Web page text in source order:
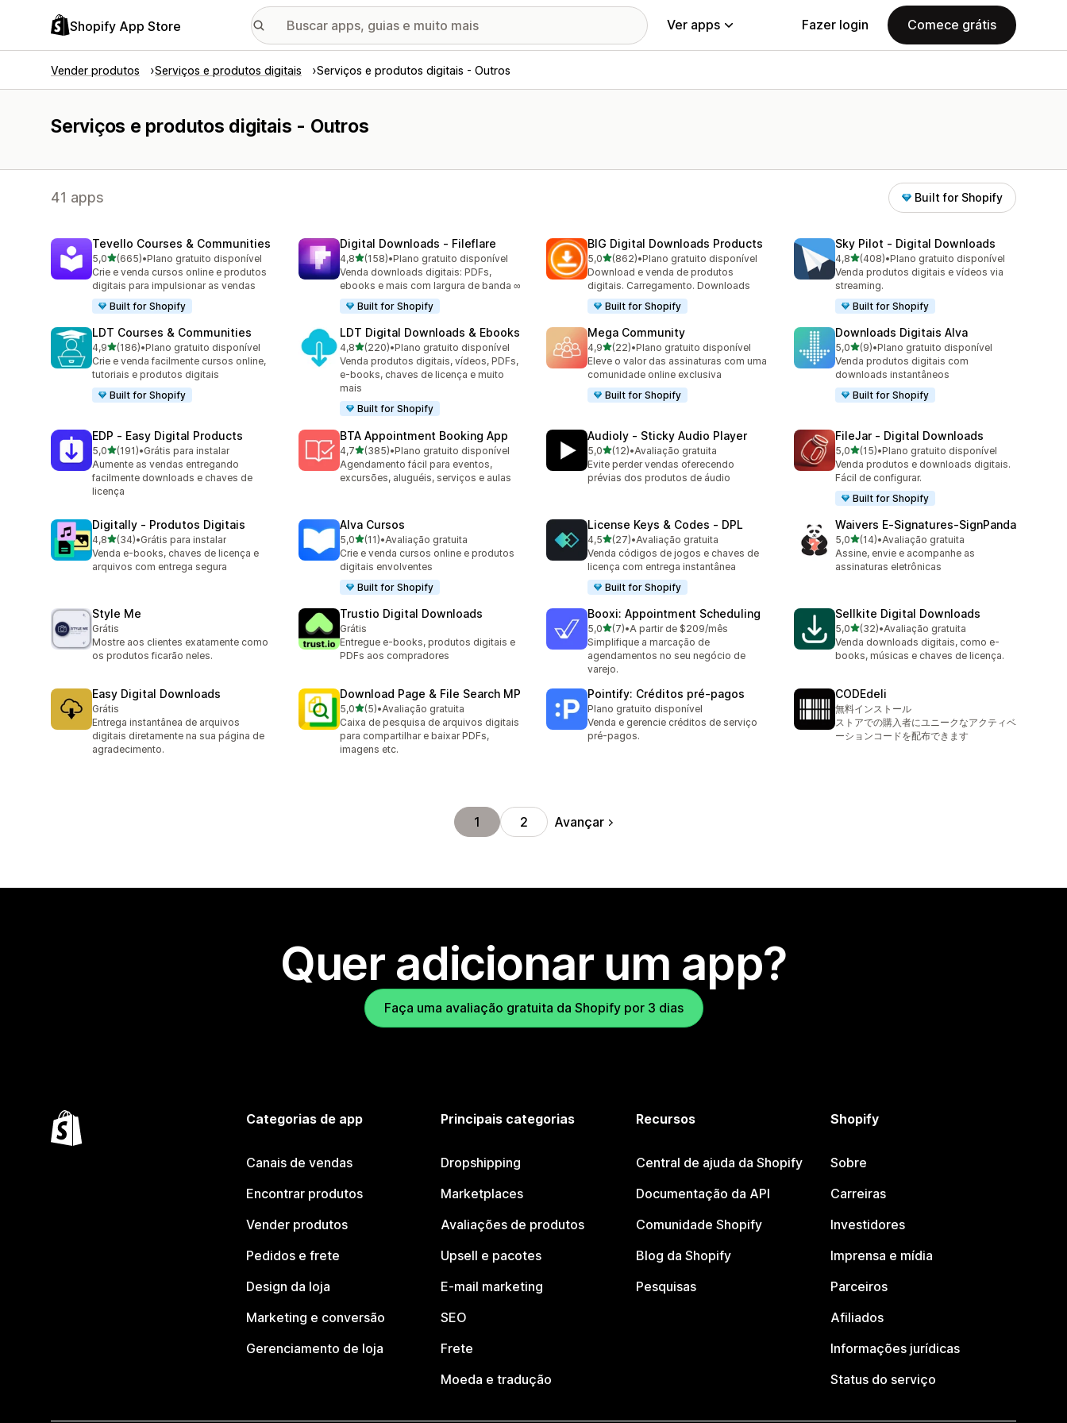
Shopify App Store Ver apps Fazer login Comece grátis
Vender produtos Serviços e produtos digitais Serviços e produtos digitais - Outros
Serviços e produtos digitais - Outros
41 apps Built for Shopify
Tevello Courses & Communities
5,0de 5 estrelas
(665)
665 avaliações ao todo
•Plano gratuito disponível
Crie e venda cursos online e produtos
digitais para impulsionar as vendas
Built for Shopify
Digital Downloads ‑ Fileflare
4,8de 5 estrelas
(158)
158 avaliações ao todo
•Plano gratuito disponível
Venda downloads digitais: PDFs,
ebooks e mais com largura de banda ∞
Built for Shopify
BIG Digital Downloads Products
5,0de 5 estrelas
(862)
862 avaliações ao todo
•Plano gratuito disponível
Download e venda de produtos
digitais. Carregamento. Downloads
Built for Shopify
Sky Pilot ‑ Digital Downloads
4,8de 5 estrelas
(408)
408 avaliações ao todo
•Plano gratuito disponível
Venda produtos digitais e vídeos via
streaming.
Built for Shopify
LDT Courses & Communities
4,9de 5 estrelas
(186)
186 avaliações ao todo
•Plano gratuito disponível
Crie e venda facilmente cursos online,
tutoriais e produtos digitais
Built for Shopify
LDT Digital Downloads & Ebooks
4,8de 5 estrelas
(220)
220 avaliações ao todo
•Plano gratuito disponível
Venda produtos digitais, vídeos, PDFs,
e-books, chaves de licença e muito
mais
Built for Shopify
Mega Community
4,9de 5 estrelas
(22)
22 avaliações ao todo
•Plano gratuito disponível
Eleve o valor das assinaturas com uma
comunidade online exclusiva
Built for Shopify
Downloads Digitais Alva
5,0de 5 estrelas
(9)
9 avaliações ao todo
•Plano gratuito disponível
Venda produtos digitais com
downloads instantâneos
Built for Shopify
EDP ‑ Easy Digital Products
5,0de 5 estrelas
(191)
191 avaliações ao todo
•Grátis para instalar
Aumente as vendas entregando
facilmente downloads e chaves de
licença
BTA Appointment Booking App
4,7de 5 estrelas
(385)
385 avaliações ao todo
•Plano gratuito disponível
Agendamento fácil para eventos,
excursões, aluguéis, serviços e aulas
Audioly ‑ Sticky Audio Player
5,0de 5 estrelas
(12)
12 avaliações ao todo
•Avaliação gratuita
Evite perder vendas oferecendo
prévias dos produtos de áudio
FileJar ‑ Digital Downloads
5,0de 5 estrelas
(15)
15 avaliações ao todo
•Plano gratuito disponível
Venda produtos e downloads digitais.
Fácil de configurar.
Built for Shopify
Digitally ‑ Produtos Digitais
4,8de 5 estrelas
(34)
34 avaliações ao todo
•Grátis para instalar
Venda e-books, chaves de licença e
arquivos com entrega segura
Alva Cursos
5,0de 5 estrelas
(11)
11 avaliações ao todo
•Avaliação gratuita
Crie e venda cursos online e produtos
digitais envolventes
Built for Shopify
License Keys & Codes ‑ DPL
4,5de 5 estrelas
(27)
27 avaliações ao todo
•Avaliação gratuita
Venda códigos de jogos e chaves de
licença com entrega instantânea
Built for Shopify
Waivers E‑Signatures‑SignPanda
5,0de 5 estrelas
(14)
14 avaliações ao todo
•Avaliação gratuita
Assine, envie e acompanhe as
assinaturas eletrônicas
Style Me
Grátis
Mostre aos clientes exatamente como
os produtos ficarão neles.
Trustio Digital Downloads
Grátis
Entregue e-books, produtos digitais e
PDFs aos compradores
Booxi: Appointment Scheduling
5,0de 5 estrelas
(7)
7 avaliações ao todo
•A partir de $209/mês
Simplifique a marcação de
agendamentos no seu negócio de
varejo.
Sellkite Digital Downloads
5,0de 5 estrelas
(32)
32 avaliações ao todo
•Avaliação gratuita
Venda downloads digitais, como e-
books, músicas e chaves de licença.
Easy Digital Downloads
Grátis
Entrega instantânea de arquivos
digitais diretamente na sua página de
agradecimento.
Download Page & File Search MP
5,0de 5 estrelas
(5)
5 avaliações ao todo
•Avaliação gratuita
Caixa de pesquisa de arquivos digitais
para compartilhar e baixar PDFs,
imagens etc.
Pointify: Créditos pré‑pagos
Plano gratuito disponível
Venda e gerencie créditos de serviço
pré-pagos.
CODEdeli
無料インストール
ストアでの購入者にユニークなアクティベ
ーションコードを配布できます
1 2 Avançar
Quer adicionar um app?
Faça uma avaliação gratuita da Shopify por 3 dias
Categorias de app
Canais de vendas
Encontrar produtos
Vender produtos
Pedidos e frete
Design da loja
Marketing e conversão
Gerenciamento de loja
Principais categorias
Dropshipping
Marketplaces
Avaliações de produtos
Upsell e pacotes
E-mail marketing
SEO
Frete
Moeda e tradução
Recursos
Central de ajuda da Shopify
Documentação da API
Comunidade Shopify
Blog da Shopify
Pesquisas
Shopify
Sobre
Carreiras
Investidores
Imprensa e mídia
Parceiros
Afiliados
Informações jurídicas
Status do serviço